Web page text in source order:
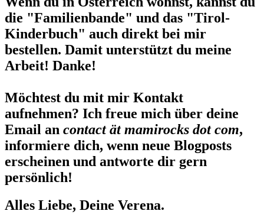
die "Familienbande" und das "Tirol-
Kinderbuch" auch direkt bei mir
bestellen. Damit unterstützt du meine
Arbeit! Danke!
Möchtest du mit mir Kontakt
aufnehmen? Ich freue mich über deine
Email an contact ät mamirocks dot com,
informiere dich, wenn neue Blogposts
erscheinen und antworte dir gern
persönlich!
Alles Liebe, Deine Verena.